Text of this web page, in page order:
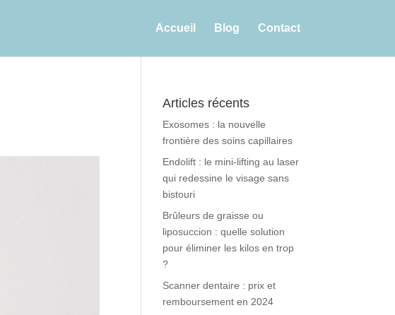
Accueil Blog Contact
Articles récents
Exosomes : la nouvelle
frontière des soins capillaires
Endolift : le mini-lifting au laser
qui redessine le visage sans
bistouri
Brûleurs de graisse ou
liposuccion : quelle solution
pour éliminer les kilos en trop
?
Scanner dentaire : prix et
remboursement en 2024